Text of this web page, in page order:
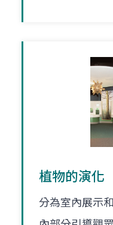
植物的演化
分為室內展示